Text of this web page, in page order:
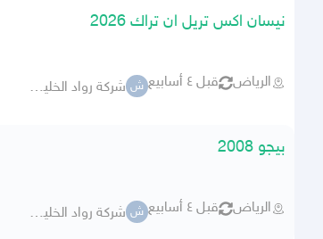
نيسان اكس تريل ان تراك 2026
الرياض قبل ٤ أسابيع ش شركة رواد الخليج للسيارات
بيجو 2008
الرياض قبل ٤ أسابيع ش شركة رواد الخليج للسيارات